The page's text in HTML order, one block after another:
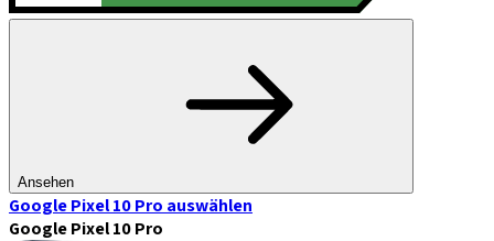
Ansehen
Google Pixel 10 Pro auswählen
Google Pixel 10 Pro